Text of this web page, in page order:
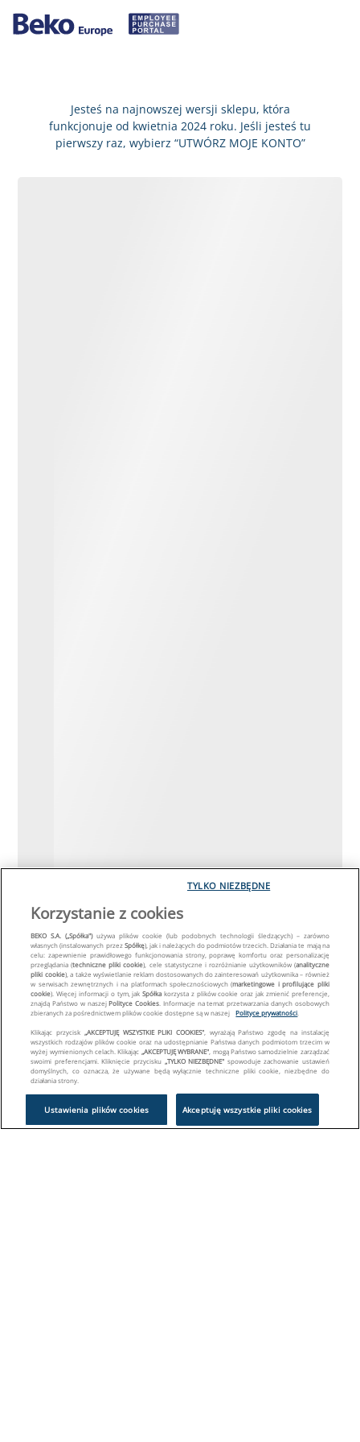
Jesteś na najnowszej wersji sklepu, która
funkcjonuje od kwietnia 2024 roku. Jeśli jesteś tu
pierwszy raz, wybierz “UTWÓRZ MOJE KONTO”
Korzystanie z cookies
BEKO S.A. („Spółka")używa plików cookie (lub podobnych technologii śledzących) – zarówno
własnych (instalowanych przezSpółkę), jak i należących do podmiotów trzecich. Działania te mają na
celu: zapewnienie prawidłowego funkcjonowania strony, poprawę komfortu oraz personalizację
przeglądania (techniczne pliki cookie), cele statystyczne i rozróżnianie użytkowników (analityczne
pliki cookie), a także wyświetlanie reklam dostosowanych do zainteresowań użytkownika – również
w serwisach zewnętrznych i na platformach społecznościowych (marketingowe i profilujące pliki
cookie). Więcej informacji o tym, jakSpółka korzysta z plików cookie oraz jak zmienić preferencje,
znajdą Państwo w naszejPolityce Cookies . Informacje na temat przetwarzania danych osobowych
zbieranych za pośrednictwem plików cookie dostępne są w naszej
Polityce prywatności
Klikając przycisk „AKCEPTUJĘ WSZYSTKIE PLIKI COOKIES" , wyrażają Państwo zgodę na instalację
wszystkich rodzajów plików cookie oraz na udostępnianie Państwa danych podmiotom trzecim w
wyżej wymienionych celach. Klikając „AKCEPTUJĘ WYBRANE" , mogą Państwo samodzielnie zarządzać
swoimi preferencjami. Kliknięcie przycisku „TYLKO NIEZBĘDNE" spowoduje zachowanie ustawień
domyślnych, co oznacza, że używane będą wyłącznie techniczne pliki cookie, niezbędne do
działania strony.
Ustawienia plików cookies Akceptuję wszystkie pliki cookies
TYLKO NIEZBĘDNE